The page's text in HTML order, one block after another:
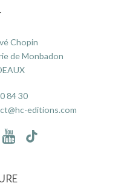
Chopin
de Monbadon
84 30
editions.com